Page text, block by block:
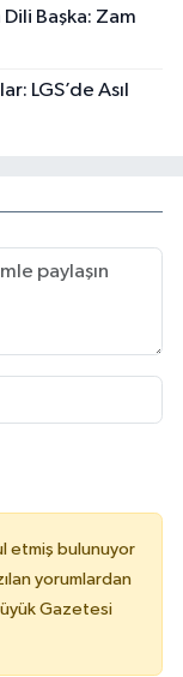
Dili Başka: Zam
LGS’de Asıl
etmiş bulunuyor
yorumlardan
Gazetesi